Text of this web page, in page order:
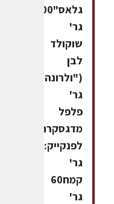
גלאס"300
גר'
שוקולד
לבן
גר'
פלפל
מדגסקרחומרים
גר'
קמח60
גר'